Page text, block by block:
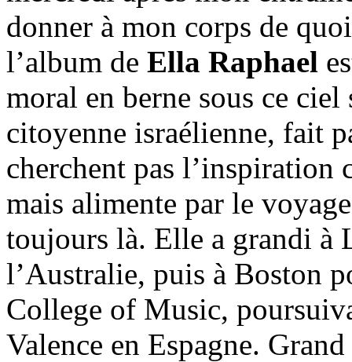
donner à mon corps de
l’album de Ella Raphael
moral en berne sous ce
citoyenne israélienne, fait
cherchent pas l’inspiration
mais alimente par le
toujours là. Elle a grandi à
l’Australie, puis à Boston
College of Music,
Valence en Espagne.